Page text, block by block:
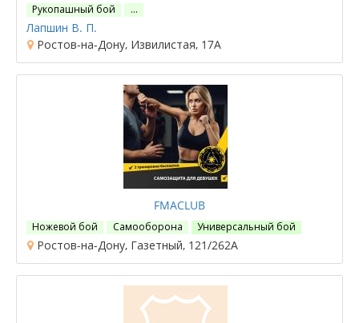
Рукопашный бой
…
Лапшин В. П.
Ростов-на-Дону, Извилистая, 17А
FMACLUB
Ножевой бой Самооборона Универсальный бой
Ростов-на-Дону, Газетный, 121/262А